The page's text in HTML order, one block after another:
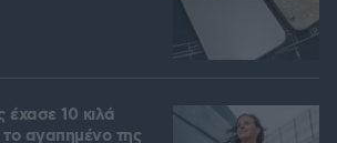
έχασε 10 κιλά
το αγαπημένο της